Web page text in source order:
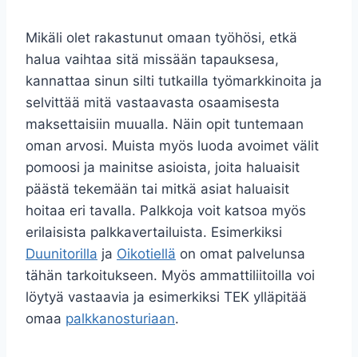
Mikäli olet rakastunut omaan työhösi, etkä
halua vaihtaa sitä missään tapauksesa,
kannattaa sinun silti tutkailla työmarkkinoita ja
selvittää mitä vastaavasta osaamisesta
maksettaisiin muualla. Näin opit tuntemaan
oman arvosi. Muista myös luoda avoimet välit
pomoosi ja mainitse asioista, joita haluaisit
päästä tekemään tai mitkä asiat haluaisit
hoitaa eri tavalla. Palkkoja voit katsoa myös
erilaisista palkkavertailuista. Esimerkiksi
Duunitorilla ja Oikotiellä on omat palvelunsa
tähän tarkoitukseen. Myös ammattiliitoilla voi
löytyä vastaavia ja esimerkiksi TEK ylläpitää
omaa palkkanosturiaan.